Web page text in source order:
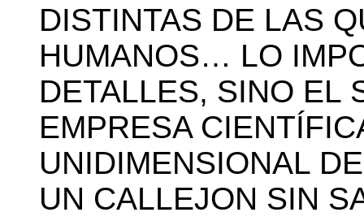
DISTINTAS DE LAS
HUMANOS… LO
DETALLES, SINO EL
EMPRESA
UNIDIMENSIONAL
UN CALLEJON SIN